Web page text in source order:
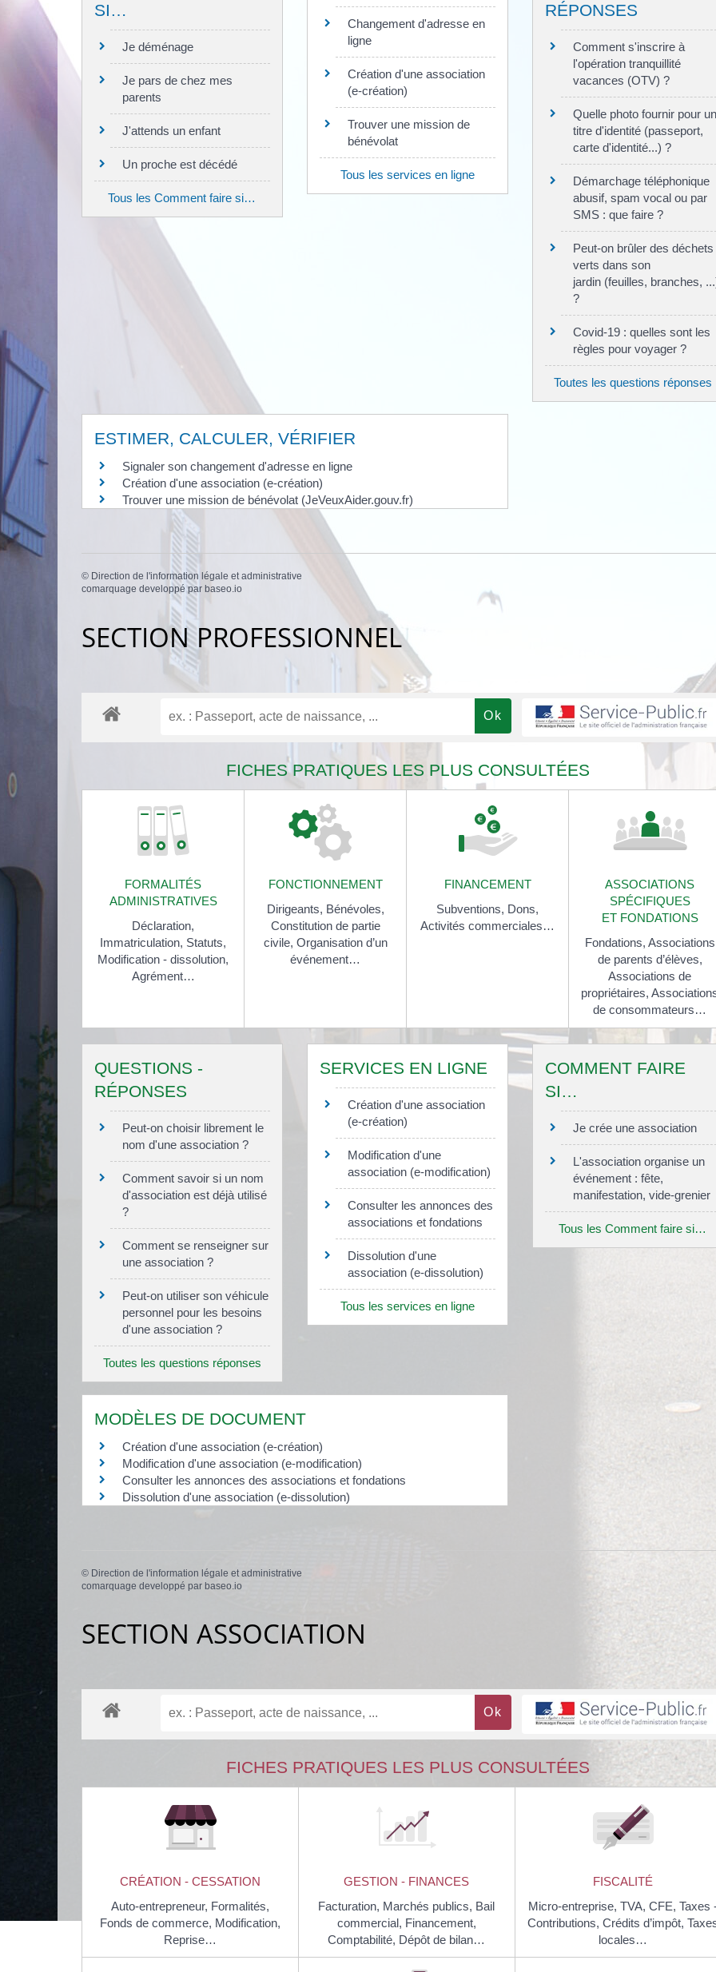
SI…
Je déménage
Je pars de chez mes
parents
J'attends un enfant
Un proche est décédé
Tous les Comment faire si…
Changement d'adresse en
ligne
Création d'une association
(e-création)
Trouver une mission de
bénévolat
Tous les services en ligne
RÉPONSES
Comment s'inscrire à
l'opération tranquillité
vacances (OTV) ?
Quelle photo fournir pour un
titre d'identité (passeport,
carte d'identité...) ?
Démarchage téléphonique
abusif, spam vocal ou par
SMS : que faire ?
Peut-on brûler des déchets
verts dans son
jardin (feuilles, branches,
?
Covid-19 : quelles sont les
règles pour voyager ?
Toutes les questions réponses
ESTIMER, CALCULER, VÉRIFIER
Signaler son changement d'adresse en ligne
Création d'une association (e-création)
Trouver une mission de bénévolat (JeVeuxAider.gouv.fr)
© Direction de l'information légale et administrative
comarquage developpé par baseo.io
SECTION PROFESSIONNEL
FICHES PRATIQUES LES PLUS CONSULTÉES
FORMALITÉS
ADMINISTRATIVES
Déclaration,
Immatriculation, Statuts,
Modification - dissolution,
Agrément…
FONCTIONNEMENT
Dirigeants, Bénévoles,
Constitution de partie
civile, Organisation d’un
événement…
FINANCEMENT
Subventions, Dons,
Activités commerciales…
ASSOCIATIONS
SPÉCIFIQUES
ET FONDATIONS
Fondations, Associations
de parents d’élèves,
Associations de
propriétaires,
de consommateurs…
QUESTIONS -
RÉPONSES
Peut-on choisir librement le
nom d'une association ?
Comment savoir si un nom
d'association est déjà utilisé
?
Comment se renseigner sur
une association ?
Peut-on utiliser son véhicule
personnel pour les besoins
d'une association ?
Toutes les questions réponses
SERVICES EN LIGNE
Création d'une association
(e-création)
Modification d'une
association (e-modification)
Consulter les annonces des
associations et fondations
Dissolution d'une
association (e-dissolution)
Tous les services en ligne
COMMENT FAIRE
SI…
Je crée une association
L'association organise un
événement : fête,
manifestation, vide-grenier
Tous les Comment faire si…
MODÈLES DE DOCUMENT
Création d'une association (e-création)
Modification d'une association (e-modification)
Consulter les annonces des associations et fondations
Dissolution d'une association (e-dissolution)
© Direction de l'information légale et administrative
comarquage developpé par baseo.io
SECTION ASSOCIATION
FICHES PRATIQUES LES PLUS CONSULTÉES
CRÉATION - CESSATION
Auto-entrepreneur, Formalités,
Fonds de commerce, Modification,
Reprise…
GESTION - FINANCES
Facturation, Marchés publics, Bail
commercial, Financement,
Comptabilité, Dépôt de bilan…
FISCALITÉ
Micro-entreprise,TVA,CFE,Taxes
Contributions,Crédits d’impôt,
locales…